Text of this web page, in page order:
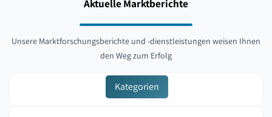
Aktuelle Marktberichte
Unsere Marktforschungsberichte und -dienstleistungen weisen Ihnen
den Weg zum Erfolg
Kategorien